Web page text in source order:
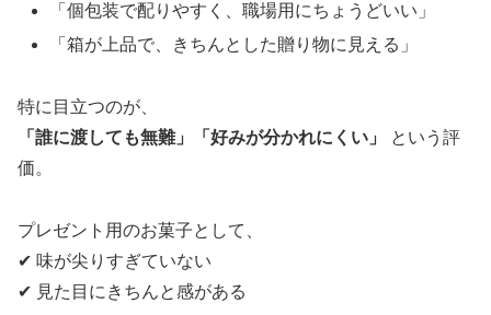
「個包装で配りやすく、職場用にちょうどいい」
「箱が上品で、きちんとした贈り物に見える」
特に目立つのが、
「誰に渡しても無難」「好みが分かれにくい」
という評
価。
プレゼント用のお菓子として、
✔ 味が尖りすぎていない
✔ 見た目にきちんと感がある